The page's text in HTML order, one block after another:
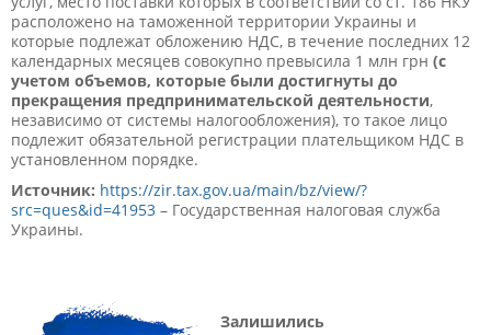
расположено на таможенной территории Украины и
которые подлежат обложению НДС, в течение последних 12
календарных месяцев совокупно превысила 1 млн грн (с
учетом объемов, которые были достигнуты до
прекращения предпринимательской деятельности,
независимо от системы налогообложения), то такое лицо
подлежит обязательной регистрации плательщиком НДС в
установленном порядке.
Источник: https://zir.tax.gov.ua/main/bz/view/?
src=ques&id=41953 – Государственная налоговая служба
Украины.
Залишились